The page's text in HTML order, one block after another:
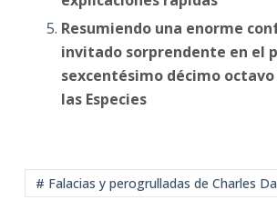
Resumiendo una enorme
invitado sorprendente en el
sexcentésimo décimo
las Especies
# Falacias y perogrulladas de Charles